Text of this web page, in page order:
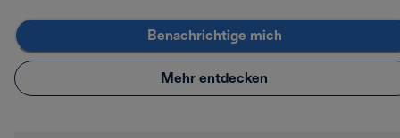
Benachrichtige mich
Mehr entdecken